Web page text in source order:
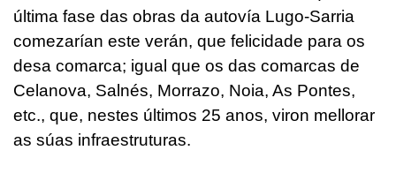
última fase das obras da autovía Lugo-Sarria
comezarían este verán, que felicidade para os
desa comarca; igual que os das comarcas de
Celanova, Salnés, Morrazo, Noia, As Pontes,
etc., que, nestes últimos 25 anos, viron mellorar
as súas infraestruturas.